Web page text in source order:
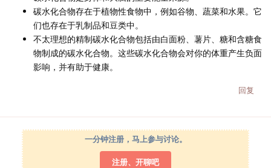
碳水化合物存在于植物性食物中，例如谷物、蔬菜和水果。它
们也存在于乳制品和豆类中。
不太理想的精制碳水化合物包括由白面粉、薯片、糖和含糖食
物制成的碳水化合物。这些碳水化合物会对你的体重产生负面
影响，并有助于健康。
回复
一分钟注册，马上参与讨论。
注册、开聊吧